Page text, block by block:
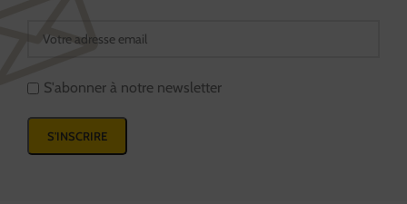
S'abonner à notre newsletter